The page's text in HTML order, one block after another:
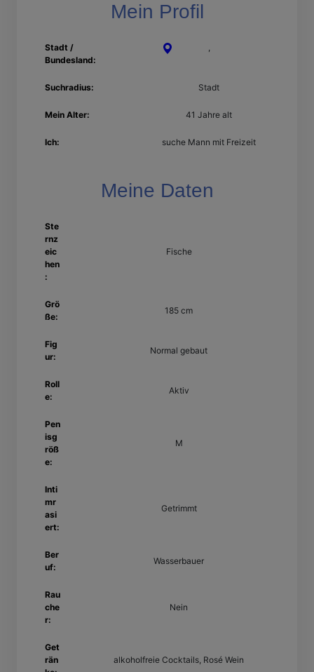
Mein Profil
Stadt /
Bundesland:
,
Suchradius: Stadt
Mein Alter: 41 Jahre alt
Ich: suche Mann mit Freizeit
Meine Daten
Ste
rnz
eic
hen
:
Fische
Grö
ße:
185 cm
Fig
ur:
Normal gebaut
Roll
e:
Aktiv
Pen
isg
röß
e:
M
Inti
mr
asi
ert:
Getrimmt
Ber
uf:
Wasserbauer
Rau
che
r:
Nein
Get
rän
alkoholfreie Cocktails, Rosé Wein